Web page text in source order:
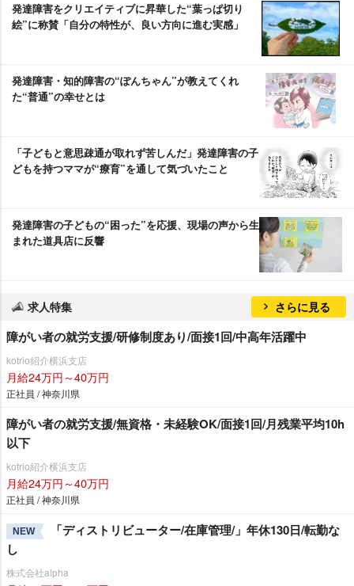
発達障害をクリエイティブに昇華した“葉っぱ切り
絵”に称賛「自分の特性が、良い方向に進む実感」
発達障害・知的障害の“ぽんちゃん”が教えてくれ
た“普通”の幸せとは
「子どもと意思疎通が取れず苦しんだ」発達障害の子
どもを持つママが“療育”を通して気づいたこと
発達障害の子どもの“困った”を応援、現場の声から生
まれた道具店に反響
求人特集 さらに見る
障がい者の就労支援/研修制度あり/面接1回/中高年活躍中
kotrio紹介横浜支店
月給24万円～40万円
正社員 / 神奈川県
障がい者の就労支援/無資格・未経験OK/面接1回/月残業平均10h
以下
kotrio紹介横浜支店
月給24万円～40万円
正社員 / 神奈川県
NEW
「ディストリビューター/在庫管理/」年休130日/転勤な
し
株式会社alpha